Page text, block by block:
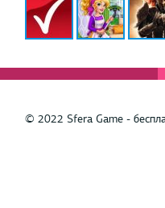
© 2022 Sfera Game -